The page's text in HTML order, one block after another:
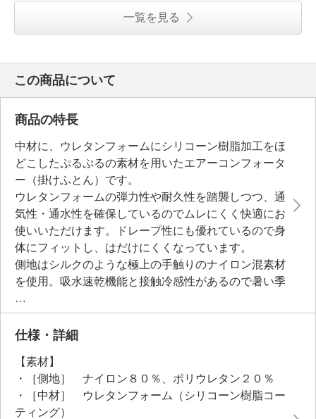
一覧を見る
この商品について
商品の特長
中材に、ウレタンフォームにシリコーン樹脂加工をほ
どこしたぷるぷるの素材を用いたエアーコンフォータ
ー（掛けふとん）です。
ウレタンフォームの弾力性や耐久性を踏襲しつつ、通
気性・通水性を確保しているのでムレにくく快適にお
使いいただけます。ドレープ性にも優れているので身
体にフィットし、はだけにくくなっています。
側地はシルクのような極上の手触りのナイロン混素材
を使用。吸水速乾機能と接触冷感性があるので暑い季
節も気持ちよくお使いいただけます。
中材にウレタンフォームを使用しているにも関わら
ず、ご家庭の洗濯機で洗えてさらに乾燥機（低温）も
とびきりの“ぷるひや触感”で未体験の心地よさをご堪
能ください。
仕様・詳細
【素材】
・［側地］ ナイロン８０％、ポリウレタン２０％
・［中材］ ウレタンフォーム（シリコーン樹脂コー
ティング）